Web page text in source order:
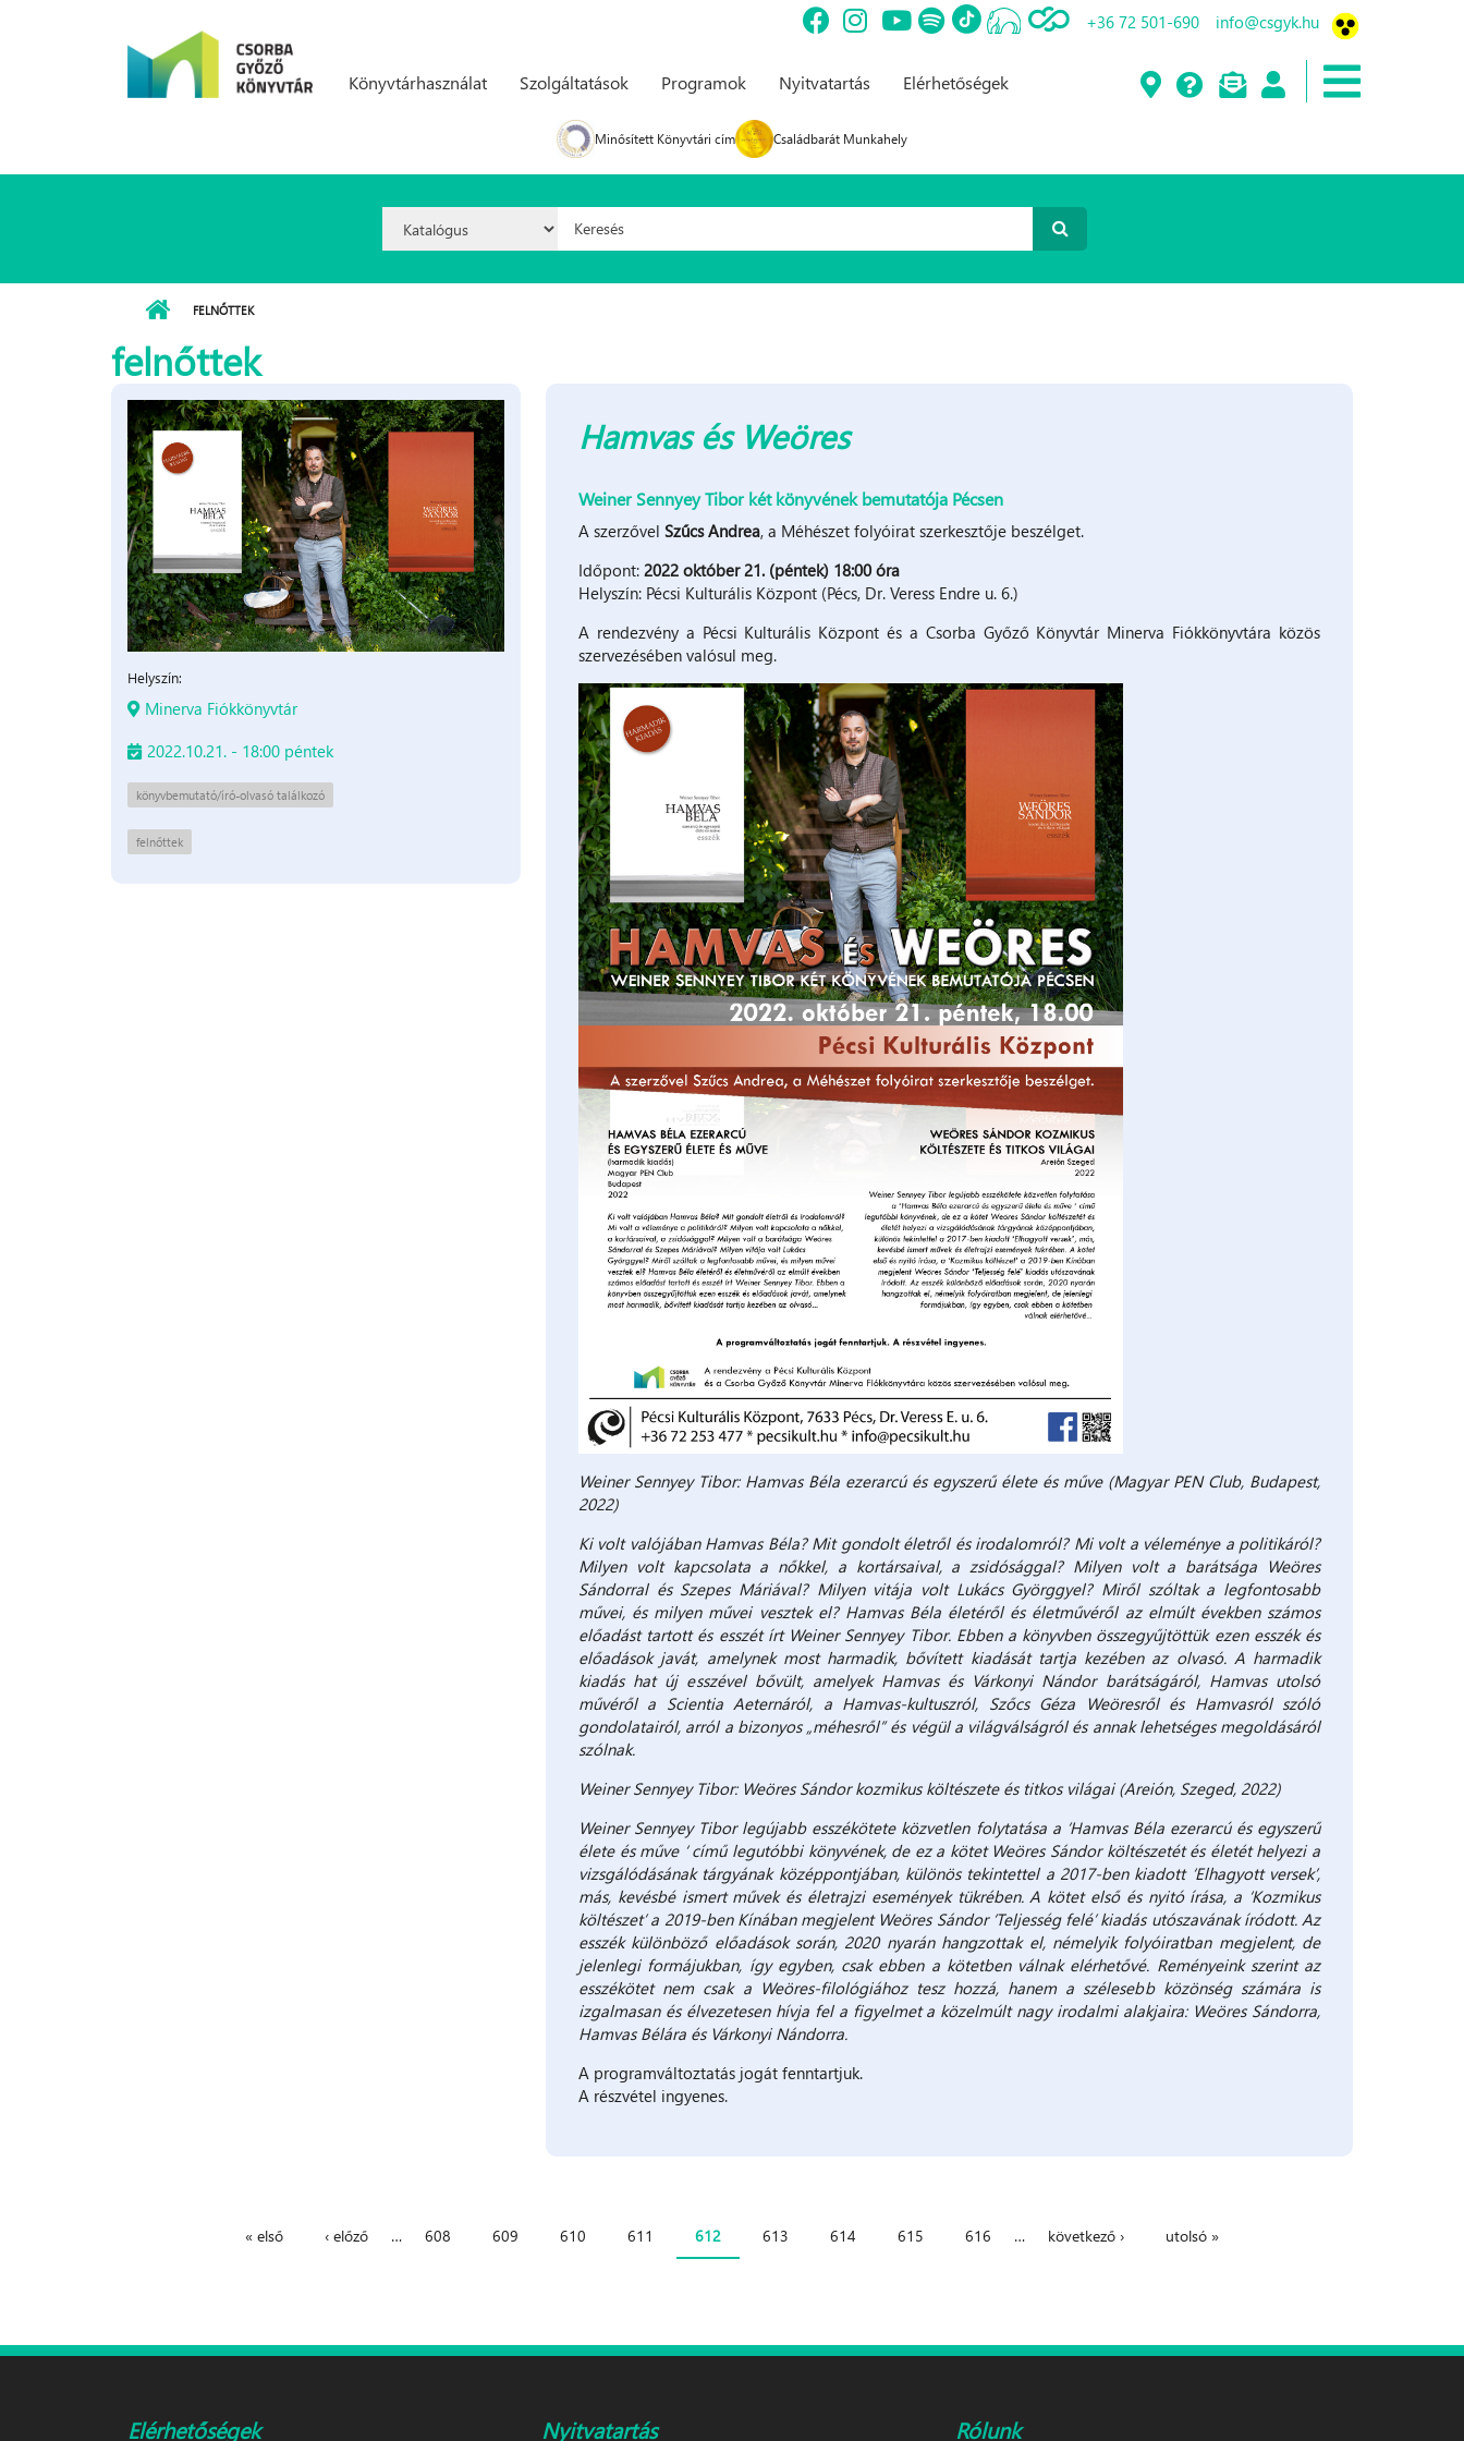
+36 72 501-690 info@csgyk.hu
Könyvtárhasználat Szolgáltatások Programok Nyitvatartás Elérhetőségek
Minősített Könyvtári cím Családbarát Munkahely
Option:
Keresés űrlap
FELNŐTTEK
felnőttek
Helyszín:
Minerva Fiókkönyvtár
2022.10.21. - 18:00 péntek
könyvbemutató/író-olvasó találkozó
felnőttek
Hamvas és Weöres
Weiner Sennyey Tibor két könyvének bemutatója Pécsen
A szerzővel Szűcs Andrea, a Méhészet folyóirat szerkesztője beszélget.
Időpont: 2022 október 21. (péntek) 18:00 óra
Helyszín: Pécsi Kulturális Központ (Pécs, Dr. Veress Endre u. 6.)
A rendezvény a Pécsi Kulturális Központ és a Csorba Győző Könyvtár Minerva Fiókkönyvtára közös
szervezésében valósul meg.
Weiner Sennyey Tibor: Hamvas Béla ezerarcú és egyszerű élete és műve (Magyar PEN Club, Budapest,
2022)
Ki volt valójában Hamvas Béla? Mit gondolt életről és irodalomról? Mi volt a véleménye a politikáról?
Milyen volt kapcsolata a nőkkel, a kortársaival, a zsidósággal? Milyen volt a barátsága Weöres
Sándorral és Szepes Máriával? Milyen vitája volt Lukács Györggyel? Miről szóltak a legfontosabb
művei, és milyen művei vesztek el? Hamvas Béla életéről és életművéről az elmúlt években számos
előadást tartott és esszét írt Weiner Sennyey Tibor. Ebben a könyvben összegyűjtöttük ezen esszék és
előadások javát, amelynek most harmadik, bővített kiadását tartja kezében az olvasó. A harmadik
kiadás hat új esszével bővült, amelyek Hamvas és Várkonyi Nándor barátságáról, Hamvas utolsó
művéről a Scientia Aeternáról, a Hamvas-kultuszról, Szőcs Géza Weöresről és Hamvasról szóló
gondolatairól, arról a bizonyos „méhesről” és végül a világválságról és annak lehetséges megoldásáról
szólnak.
Weiner Sennyey Tibor: Weöres Sándor kozmikus költészete és titkos világai (Areión, Szeged, 2022)
Weiner Sennyey Tibor legújabb esszékötete közvetlen folytatása a ‘Hamvas Béla ezerarcú és egyszerű
élete és műve ‘ című legutóbbi könyvének, de ez a kötet Weöres Sándor költészetét és életét helyezi a
vizsgálódásának tárgyának középpontjában, különös tekintettel a 2017-ben kiadott ‘Elhagyott versek’,
más, kevésbé ismert művek és életrajzi események tükrében. A kötet első és nyitó írása, a ‘Kozmikus
költészet’ a 2019-ben Kínában megjelent Weöres Sándor ‘Teljesség felé’ kiadás utószavának íródott. Az
esszék különböző előadások során, 2020 nyarán hangzottak el, némelyik folyóiratban megjelent, de
jelenlegi formájukban, így egyben, csak ebben a kötetben válnak elérhetővé. Reményeink szerint az
esszékötet nem csak a Weöres-filológiához tesz hozzá, hanem a szélesebb közönség számára is
izgalmasan és élvezetesen hívja fel a figyelmet a közelmúlt nagy irodalmi alakjaira: Weöres Sándorra,
Hamvas Bélára és Várkonyi Nándorra.
A programváltoztatás jogát fenntartjuk.
A részvétel ingyenes.
« első ‹ előző … 608 609 610 611 612 613 614 615 616 … következő › utolsó »
Elérhetőségek Nyitvatartás Rólunk